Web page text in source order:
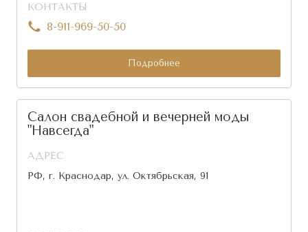
КОНТАКТЫ
8-911-969-50-50
Подробнее
Салон свадебной и вечерней моды
"Навсегда"
АДРЕС
РФ, г. Краснодар, ул. Октябрьская, 91